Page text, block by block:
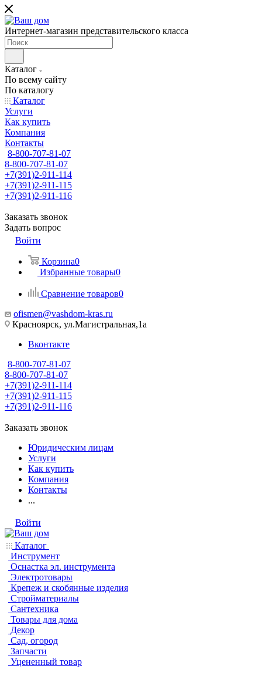
Интернет-магазин представительского класса
Каталог
По всему сайту
По каталогу
Каталог
Услуги
Как купить
Компания
Контакты
8-800-707-81-07
8-800-707-81-07
+7(391)2-911-114
+7(391)2-911-115
+7(391)2-911-116
Заказать звонок
Задать вопрос
Войти
Корзина0
Избранные товары0
Сравнение товаров0
ofismen@vashdom-kras.ru
Красноярск, ул.Магистральная,1а
Вконтакте
8-800-707-81-07
8-800-707-81-07
+7(391)2-911-114
+7(391)2-911-115
+7(391)2-911-116
Заказать звонок
Юридическим лицам
Услуги
Как купить
Компания
Контакты
...
Войти
Каталог
Инструмент
Оснастка эл. инструмента
Электротовары
Крепеж и скобянные изделия
Стройматериалы
Сантехника
Товары для дома
Декор
Сад, огород
Запчасти
Уцененный товар